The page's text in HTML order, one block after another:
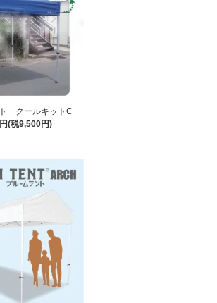
クールキットC
(税9,500円)